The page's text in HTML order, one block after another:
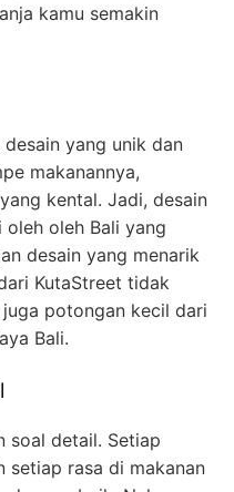
kamu semakin
yang unik dan
makanannya,
kental. Jadi, desain
oleh Bali yang
desain yang menarik
KutaStreet tidak
potongan kecil dari
Bali.
soal detail. Setiap
setiap rasa di makanan